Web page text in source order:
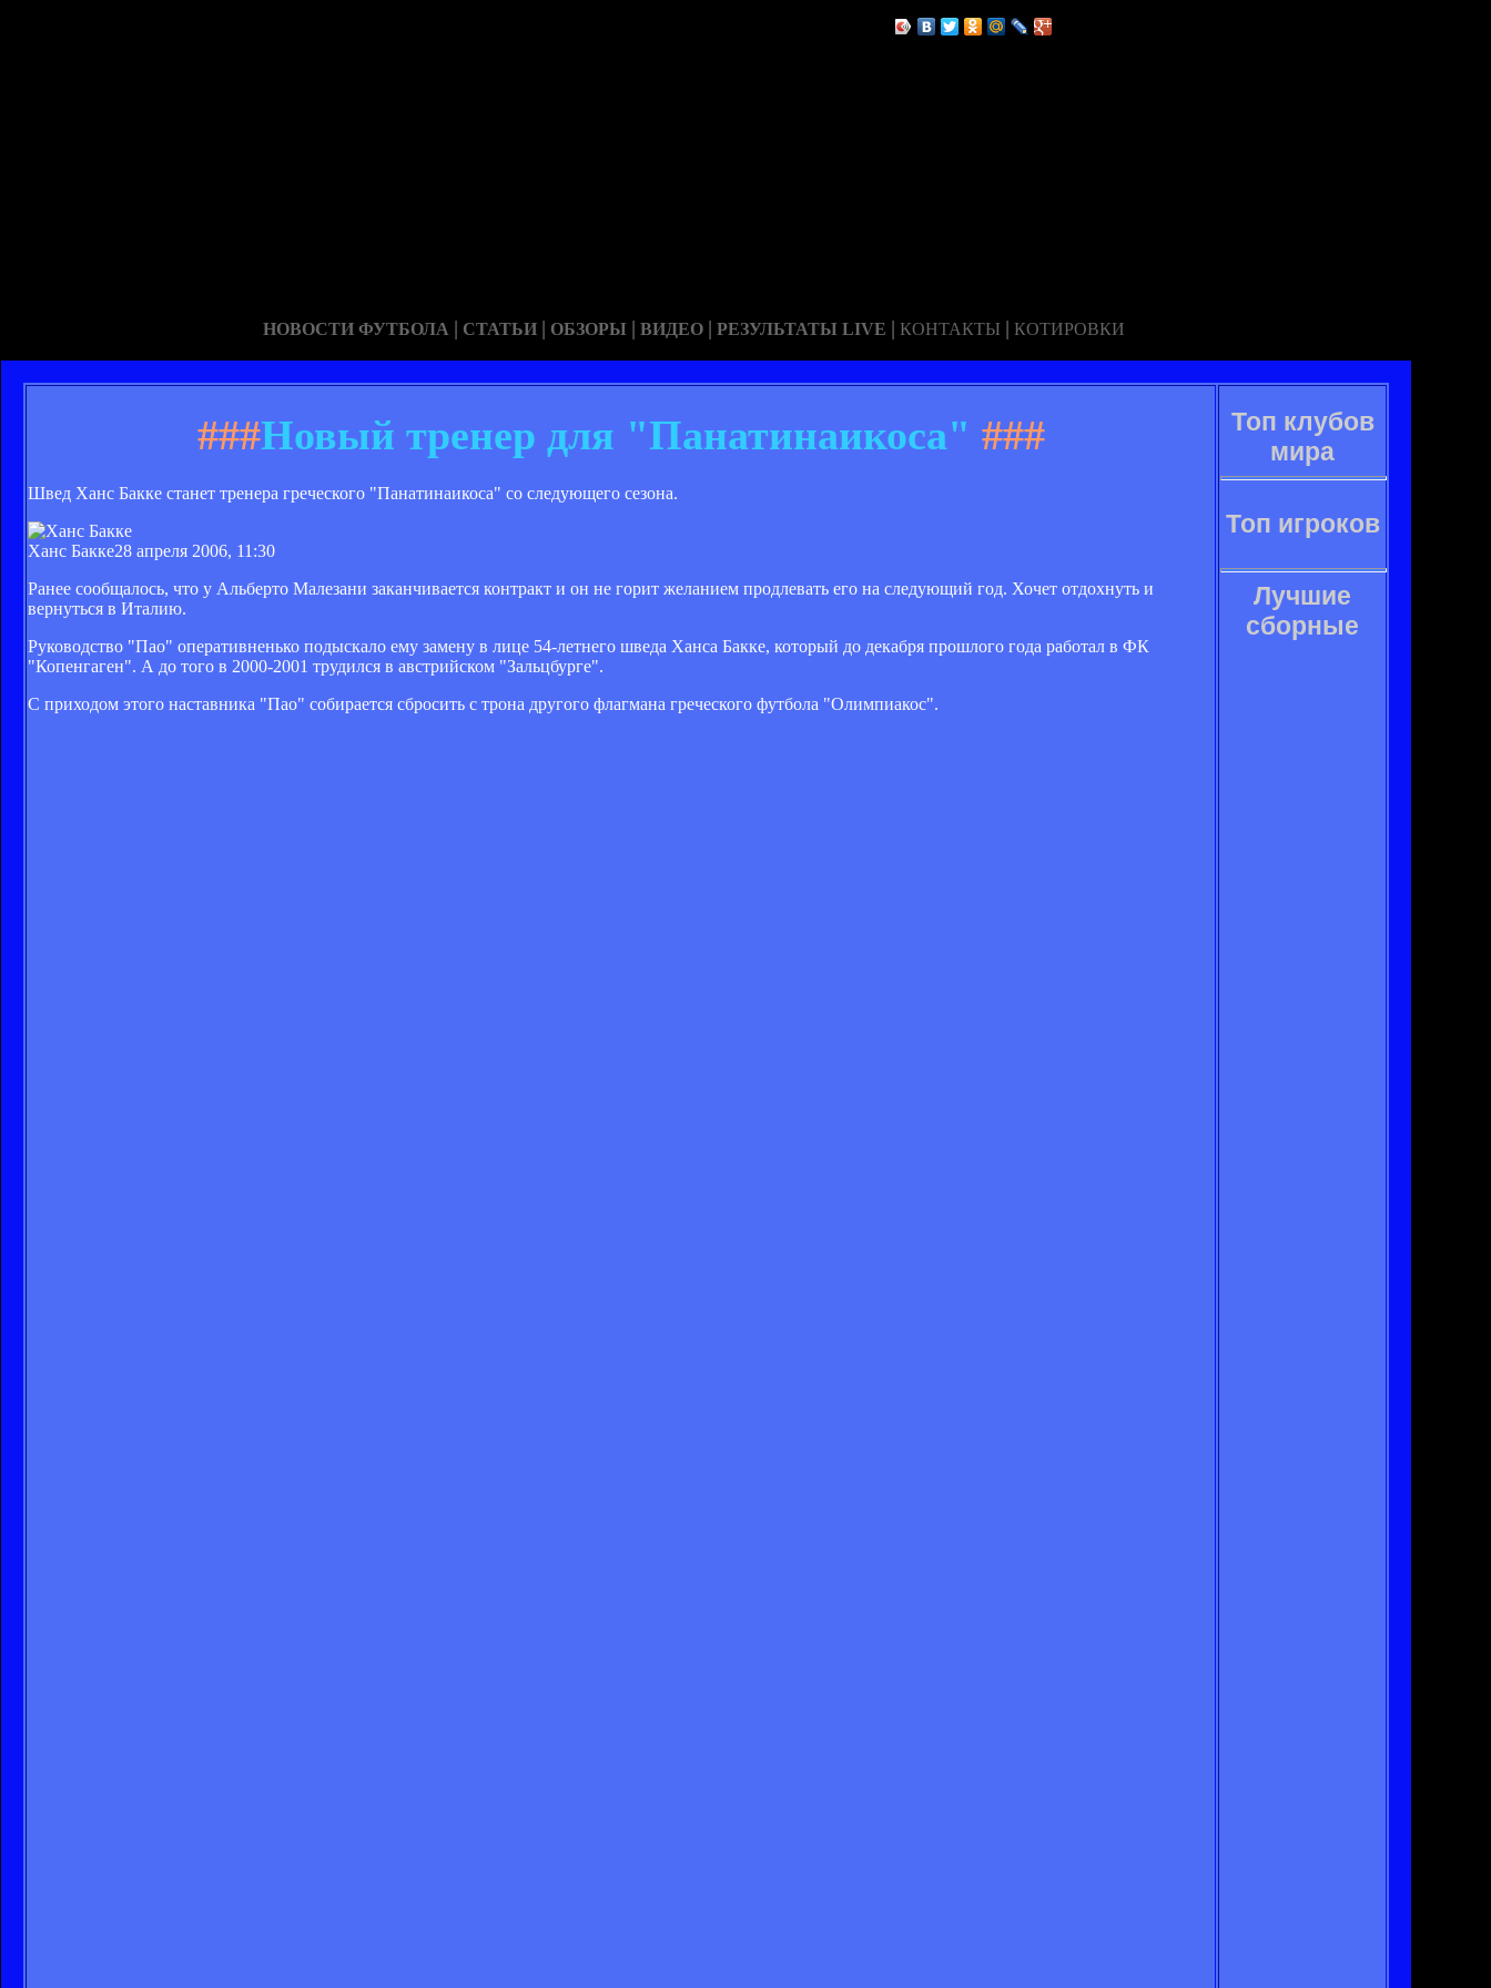
НОВОСТИ ФУТБОЛА | СТАТЬИ | ОБЗОРЫ | ВИДЕО | РЕЗУЛЬТАТЫ LIVE | КОНТАКТЫ | КОТИРОВКИ
###Новый тренер для "Панатинаикоса" ###
Швед Ханс Бакке станет тренера греческого "Панатинаикоса" со следующего сезона.
Ханс Бакке28 апреля 2006, 11:30
Ранее сообщалось, что у Альберто Малезани заканчивается контракт и он не горит желанием продлевать его на следующий год. Хочет отдохнуть и
вернуться в Италию.
Руководство "Пао" оперативненько подыскало ему замену в лице 54-летнего шведа Ханса Бакке, который до декабря прошлого года работал в ФК
"Копенгаген". А до того в 2000-2001 трудился в австрийском "Зальцбурге".
С приходом этого наставника "Пао" собирается сбросить с трона другого флагмана греческого футбола "Олимпиакос".
Топ клубов
мира
Топ игроков
Лучшие
сборные